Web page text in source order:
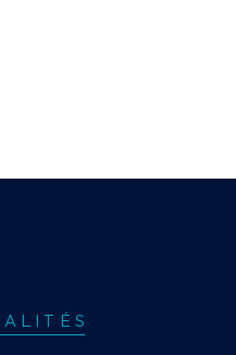
S